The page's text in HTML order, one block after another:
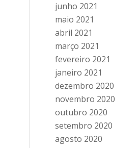
junho 2021
maio 2021
abril 2021
março 2021
fevereiro 2021
janeiro 2021
dezembro 2020
novembro 2020
outubro 2020
setembro 2020
agosto 2020